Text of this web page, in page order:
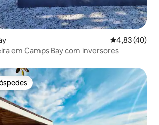
4,83 de uma
4,83 (40)
em Camps Bay com inversores